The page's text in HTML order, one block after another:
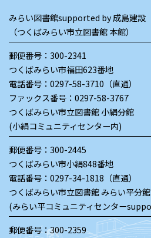
みらい図書館supported by 成島建設
（つくばみらい市立図書館 本館）
郵便番号：300-2341
つくばみらい市福田623番地
電話番号： 0297-58-3710（直通）
ファックス番号：0297-58-3767
つくばみらい市立図書館 小絹分館
(小絹コミュニティセンター内)
郵便番号：300-2445
つくばみらい市小絹848番地
電話番号： 0297-34-1818（直通）
つくばみらい市立図書館 みらい平分館
(みらい平コミュニティセンター
郵便番号：300-2359